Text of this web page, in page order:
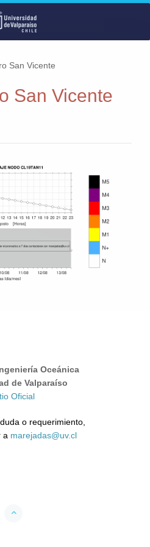
San Vicente
San Vicente
Oceánica
de Valparaíso
Oficial
o requerimiento,
a marejadas@uv.cl